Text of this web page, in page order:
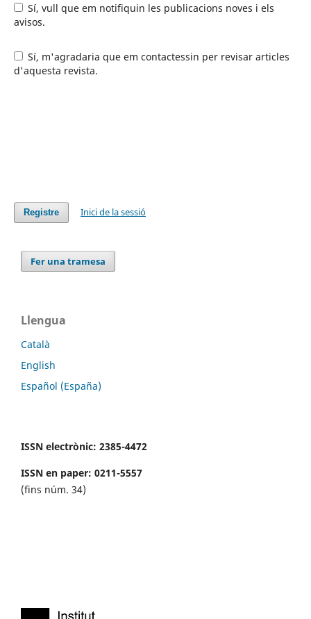
Sí, vull que em notifiquin les publicacions noves i els
avisos.
Sí, m'agradaria que em contactessin per revisar articles
d'aquesta revista.
Registre Inici de la sessió
Fer una tramesa
Llengua
Català
English
Español (España)
ISSN electrònic: 2385-4472
ISSN en paper: 0211-5557
(fins núm. 34)